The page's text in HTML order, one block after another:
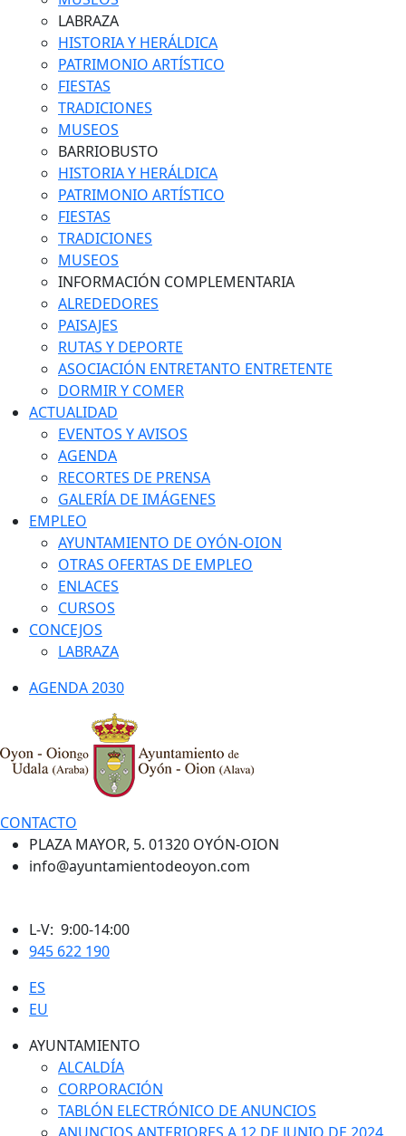
LABRAZA
HISTORIA Y HERÁLDICA
PATRIMONIO ARTÍSTICO
FIESTAS
TRADICIONES
MUSEOS
BARRIOBUSTO
HISTORIA Y HERÁLDICA
PATRIMONIO ARTÍSTICO
FIESTAS
TRADICIONES
MUSEOS
INFORMACIÓN COMPLEMENTARIA
ALREDEDORES
PAISAJES
RUTAS Y DEPORTE
ASOCIACIÓN ENTRETANTO ENTRETENTE
DORMIR Y COMER
ACTUALIDAD
EVENTOS Y AVISOS
AGENDA
RECORTES DE PRENSA
GALERÍA DE IMÁGENES
EMPLEO
AYUNTAMIENTO DE OYÓN-OION
OTRAS OFERTAS DE EMPLEO
ENLACES
CURSOS
CONCEJOS
LABRAZA
AGENDA 2030
CONTACTO
PLAZA MAYOR, 5. 01320 OYÓN-OION
info@ayuntamientodeoyon.com
L-V: 9:00-14:00
945 622 190
ES
EU
AYUNTAMIENTO
ALCALDÍA
CORPORACIÓN
TABLÓN ELECTRÓNICO DE ANUNCIOS